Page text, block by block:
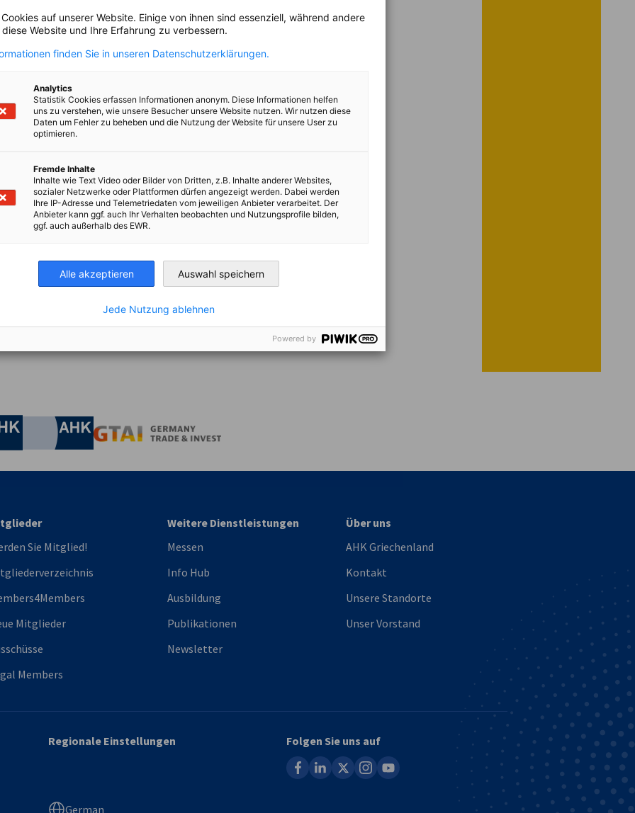
Teilnahme an der "Delegation deutscher Venture Capitals & Start-
gelesen und bin mit der entsprechenden Verarbeitung meiner
Industrie- und Handelskammer
Industrie- und Handelskammer
AHK.de
Sie Mitglied!
Mitglieder
Members
Weitere Dienstleistungen
Messen
Info Hub
Ausbildung
Publikationen
Newsletter
Über uns
AHK Griechenland
Kontakt
Unsere Standorte
Unser Vorstand
Regionale Einstellungen
German
Folgen Sie uns auf
facebooklinkedin instagram
youtube
auf unserer Website. Einige von ihnen sind essenziell, während andere
Website und Ihre Erfahrung zu verbessern.
finden Sie in unseren Datenschutzerklärungen.
Analytics
Statistik Cookies erfassen Informationen anonym. Diese Informationen helfen
uns zu verstehen, wie unsere Besucher unsere Website nutzen. Wir nutzen diese
Daten um Fehler zu beheben und die Nutzung der Website für unsere User zu
optimieren.
Fremde Inhalte
Inhalte wie Text Video oder Bilder von Dritten, z.B. Inhalte anderer Websites,
sozialer Netzwerke oder Plattformen dürfen angezeigt werden. Dabei werden
Ihre IP-Adresse und Telemetriedaten vom jeweiligen Anbieter verarbeitet. Der
Anbieter kann ggf. auch Ihr Verhalten beobachten und Nutzungsprofile bilden,
ggf. auch außerhalb des EWR.
Alle akzeptieren Auswahl speichern
Jede Nutzung ablehnen
Powered by